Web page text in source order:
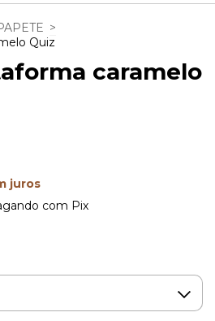
>
Quiz
caramelo
juros
com Pix